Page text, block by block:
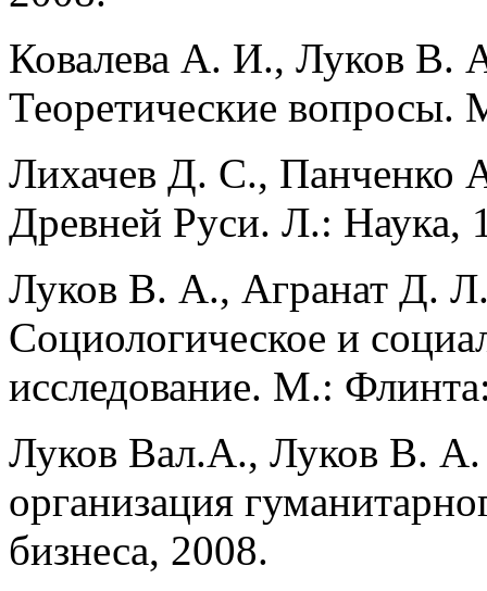
Ковалева А. И., Луков В.
Теоретические
Лихачев Д. С.,
Древней Руси. Л.: Наука,
Луков В. А., Агранат Д.
Социологическое и
исследование. М.:
Луков Вал.А., Луков В. А.
организация
бизнеса, 2008.